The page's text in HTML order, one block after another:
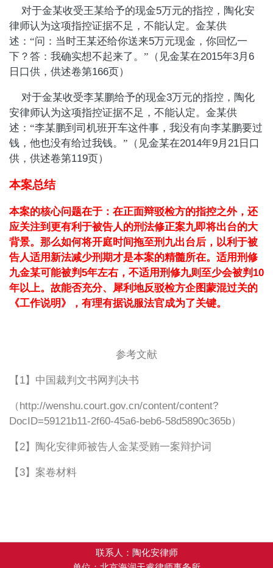
对于金某收受王某给予的现金5万元的指控，陶化安
律师认为这项指控证据不足，不能认定。金某供
述：“问：当时王某还给你送来5万元现金，你回忆一
下？答：我确实想不起来了。”（见金某在2015年3月 6
日口供，供述卷第166页）
对于金某收受李某鹏给予的现金3万元的指控，陶化
安律师认为这项指控证据不足，不能认定。金某供
述：“李某鹏到司机班开车这件事，我没有向李某鹏要过
钱，他也没有给过我钱。”（见金某在2014年9月 21 日口
供，供述卷第119页）
本案总结
本案的核心问题在于：在正面辩驳检方的指控之外，还
应关注到更有利于被告人的刑法修正案九即将出台的大
背景。那么如何将开庭时间拖至刑九出台后，以利于被
告人适用新法减少刑期才是本案的精髓所在。适用刑修
九金某可能被判5年左右，不适用刑修九则至少会被判 10
年以上。故能否充分、犀利地反驳检方企图蒙混过关的
《工作说明》，有理有据说服法官成为了关键。
参考文献
【 1】中国裁判文书网判决书
（ http://wenshu.court.gov.cn/content/content?
DocID=59121b11-2f60-45a6-beb6-58d5890c365b）
【 2】陶化安律师被告人金某受贿一案辩护词
【 3】案卷材料
联系人：陶化安律师